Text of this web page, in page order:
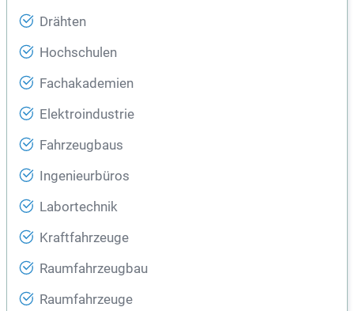
Drähten
Hochschulen
Fachakademien
Elektroindustrie
Fahrzeugbaus
Ingenieurbüros
Labortechnik
Kraftfahrzeuge
Raumfahrzeugbau
Raumfahrzeuge